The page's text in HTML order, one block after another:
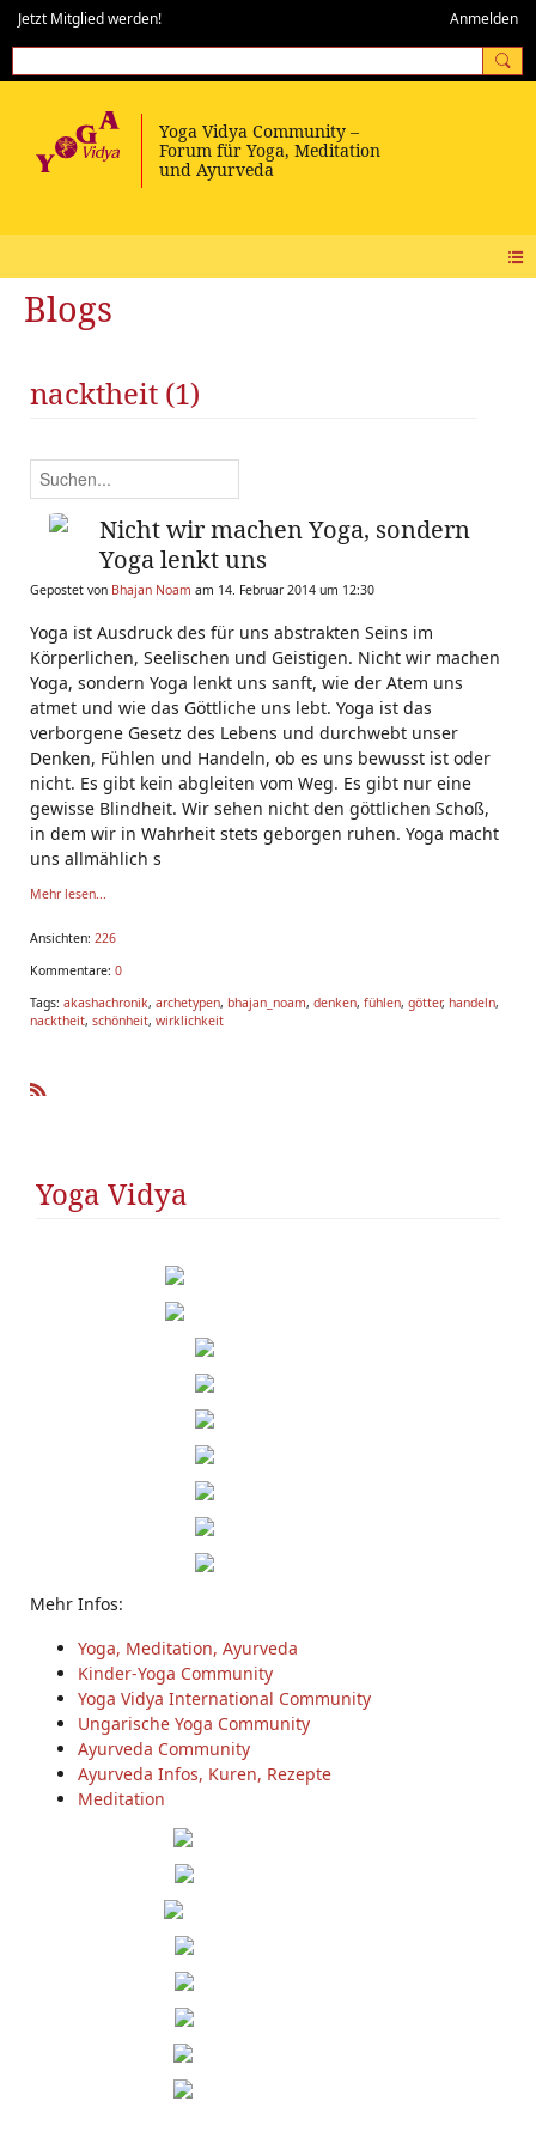
Jetzt Mitglied werden! Anmelden
Blogs
nacktheit (1)
Nicht wir machen Yoga, sondern
Yoga lenkt uns
Gepostet von Bhajan Noam am 14. Februar 2014 um 12:30
Yoga ist Ausdruck des für uns abstrakten Seins im
Körperlichen, Seelischen und Geistigen. Nicht wir machen
Yoga, sondern Yoga lenkt uns sanft, wie der Atem uns
atmet und wie das Göttliche uns lebt. Yoga ist das
verborgene Gesetz des Lebens und durchwebt unser
Denken, Fühlen und Handeln, ob es uns bewusst ist oder
nicht. Es gibt kein abgleiten vom Weg. Es gibt nur eine
gewisse Blindheit. Wir sehen nicht den göttlichen Schoß,
in dem wir in Wahrheit stets geborgen ruhen. Yoga macht
uns allmählich s
Mehr lesen...
Ansichten: 226
Kommentare: 0
Tags: akashachronik, archetypen, bhajan_noam, denken, fühlen, götter, handeln,
nacktheit, schönheit, wirklichkeit
Yoga Vidya
Mehr Infos:
Yoga, Meditation, Ayurveda
Kinder-Yoga Community
Yoga Vidya International Community
Ungarische Yoga Community
Ayurveda Community
Ayurveda Infos, Kuren, Rezepte
Meditation